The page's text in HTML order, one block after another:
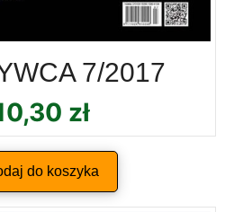
7/2017
zł
do koszyka